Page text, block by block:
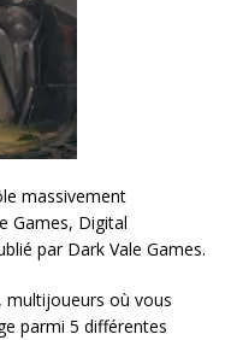
massivement
Games, Digital
par Dark Vale Games.
multijoueurs où vous
parmi 5 différentes